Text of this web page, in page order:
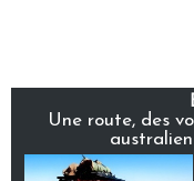
Une route, des